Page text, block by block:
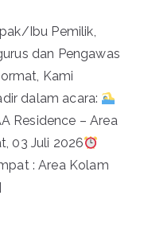
Ibu Pemilik,
dan Pengawas
Kami
dalam acara:
Residence – Area
03 Juli 2026
: Area Kolam